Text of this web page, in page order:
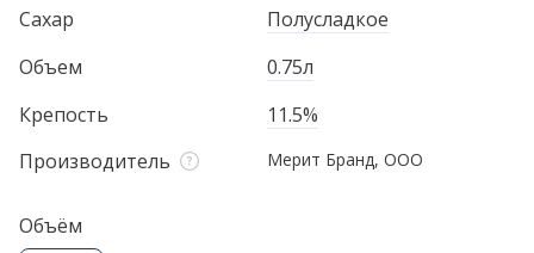
Сахар
Полусладкое
Объем
0.75л
Крепость
11.5%
Производитель
Мерит Бранд, ООО
Объём